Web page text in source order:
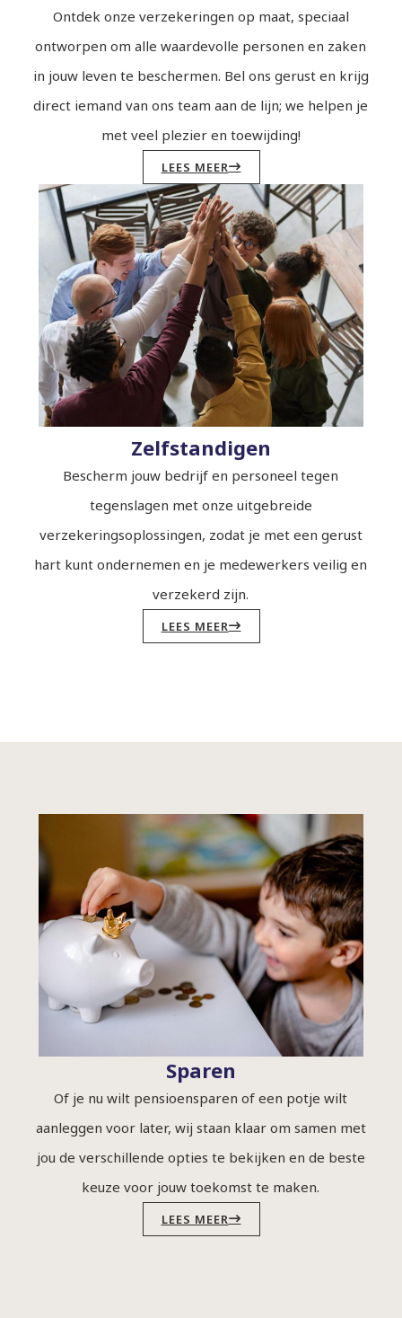
Ontdek onze verzekeringen op maat, speciaal
ontworpen om alle waardevolle personen en zaken
in jouw leven te beschermen. Bel ons gerust en krijg
direct iemand van ons team aan de lijn; we helpen je
met veel plezier en toewijding!
LEES MEER
Zelfstandigen
Bescherm jouw bedrijf en personeel tegen
tegenslagen met onze uitgebreide
verzekeringsoplossingen, zodat je met een gerust
hart kunt ondernemen en je medewerkers veilig en
verzekerd zijn.
LEES MEER
Sparen
Of je nu wilt pensioensparen of een potje wilt
aanleggen voor later, wij staan klaar om samen met
jou de verschillende opties te bekijken en de beste
keuze voor jouw toekomst te maken.
LEES MEER